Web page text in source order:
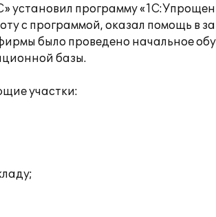
установил программу
с программой, оказал помощь в
было проведено начальное
базы.
участки: